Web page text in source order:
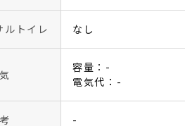
ルトイレ なし
容量：-
電気代：-
-